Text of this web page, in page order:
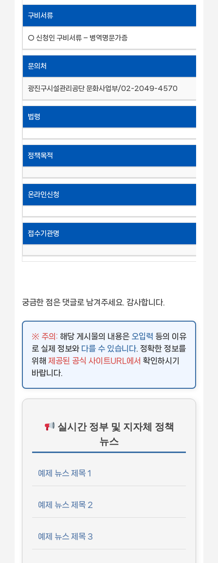
구비서류
○ 신청인 구비서류 – 병역명문가증
문의처
광진구시설관리공단 문화사업부/02-2049-4570
법령
정책목적
온라인신청
접수기관명
궁금한 점은 댓글로 남겨주세요. 감사합니다.
※ 주의: 해당 게시물의 내용은 오입력 등의 이유
로 실제 정보와 다를 수 있습니다 . 정확한 정보를
위해 제공된 공식 사이트URL에서 확인하시기
바랍니다.
실시간 정부 및 지자체 정책
뉴스
예제 뉴스 제목 1
예제 뉴스 제목 2
예제 뉴스 제목 3